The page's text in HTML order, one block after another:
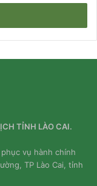
TỈNH LÀO CAI.
vụ hành chính
TP Lào Cai, tỉnh